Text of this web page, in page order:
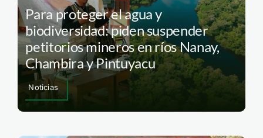
Para proteger el agua y
biodiversidad: piden suspender
petitorios mineros en ríos Nanay,
Chambira y Pintuyacu
Noticias